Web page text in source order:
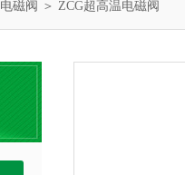
电磁阀 ＞ ZCG超高温电磁阀